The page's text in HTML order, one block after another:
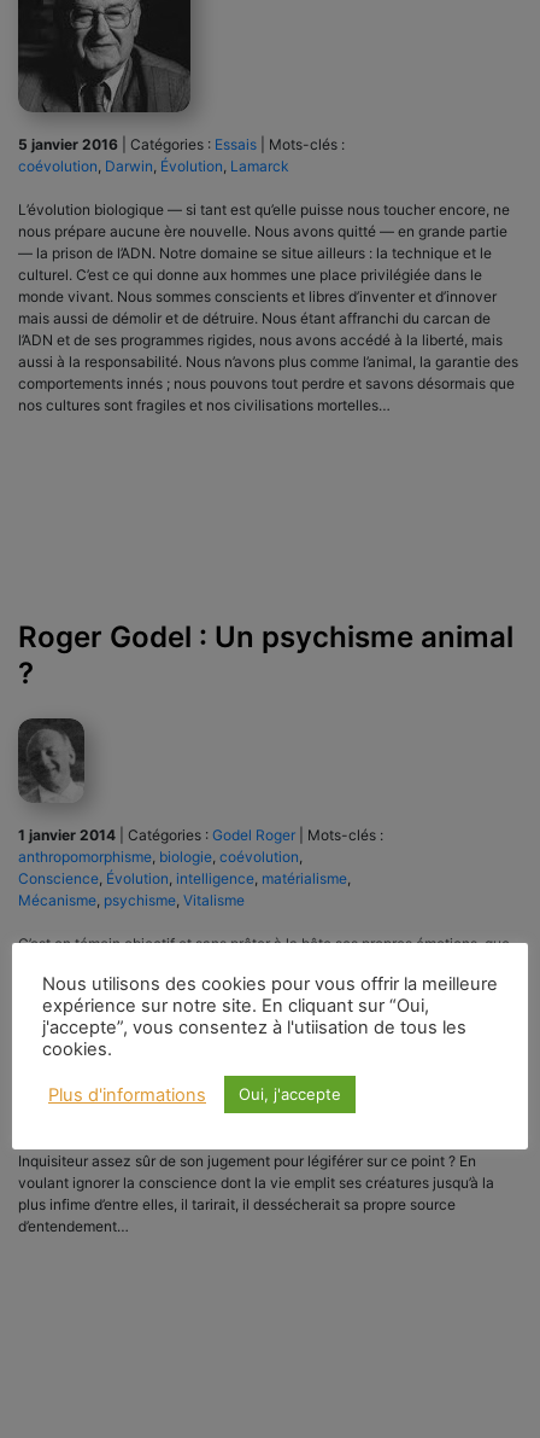
5 janvier 2016 Catégories : Essais
Mots-clés :
coévolution Darwin Évolution Lamarck
L’évolution biologique — si tant est qu’elle puisse nous toucher encore, ne
nous prépare aucune ère nouvelle. Nous avons quitté — en grande partie
— la prison de l’ADN. Notre domaine se situe ailleurs : la technique et le
culturel. C’est ce qui donne aux hommes une place privilégiée dans le
monde vivant. Nous sommes conscients et libres d’inventer et d’innover
mais aussi de démolir et de détruire. Nous étant affranchi du carcan de
l’ADN et de ses programmes rigides, nous avons accédé à la liberté, mais
aussi à la responsabilité. Nous n’avons plus comme l’animal, la garantie des
comportements innés ; nous pouvons tout perdre et savons désormais que
nos cultures sont fragiles et nos civilisations mortelles…
Roger Godel : Un psychisme animal
?
1 janvier 2014 Catégories : Godel Roger
Mots-clés :
anthropomorphisme biologie coévolution
Conscience Évolution intelligence matérialisme
Mécanisme psychisme Vitalisme
C’est en témoin objectif et sans prêter à la bête ses propres émotions, que
péripéties du drame ; s’identifiant aux adversaires il reconnaît en eux la
peur, la colère, la ruse, l’hésitation. Quelle imprudence de langage !
Admettrons-nous de pareilles infractions à la règle ? Eh bien, je veux poser
nettement la question une fois pour toutes. Est-ce verser dans l’hérésie
qualifiée d’anthropomorphisme que d’attribuer au monde animal des
émotions sensi­blement homologues de celles que nous éprouvons ? Nous
est-il interdit de découvrir chez la bête l’ana­logue de nos joies, de nos
Inquisiteur assez sûr de son juge­ment pour légiférer sur ce point ? En
voulant ignorer la conscience dont la vie emplit ses créatures jusqu’à la
plus infime d’entre elles, il tarirait, il dessécherait sa propre source
d’entendement…
Nous utilisons des cookies pour vous offrir la meilleure
expérience sur notre site. En cliquant sur “Oui,
j'accepte”, vous consentez à l'utiisation de tous les
cookies.
Plus d'informations Oui, j'accepte